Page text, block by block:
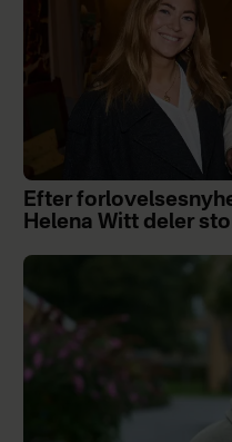
Efter
Helena Witt deler